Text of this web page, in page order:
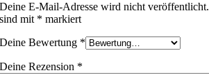
Deine E-Mail-Adresse wird nicht veröffentlicht.
sind mit * markiert
Deine Bewertung *
Deine Rezension *